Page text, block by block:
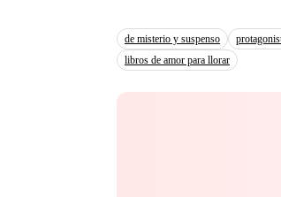
de misterio y suspenso
libros de amor para llorar